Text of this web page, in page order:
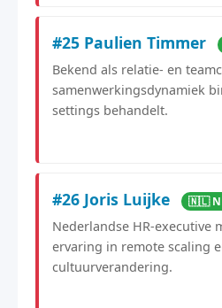
#25 Paulien Timmer
Bekend als relatie- en
samenwerkingsdynamiek
settings behandelt.
#26 Joris Luijke 🇳🇱
Nederlandse HR-executive
ervaring in remote scaling
cultuurverandering.